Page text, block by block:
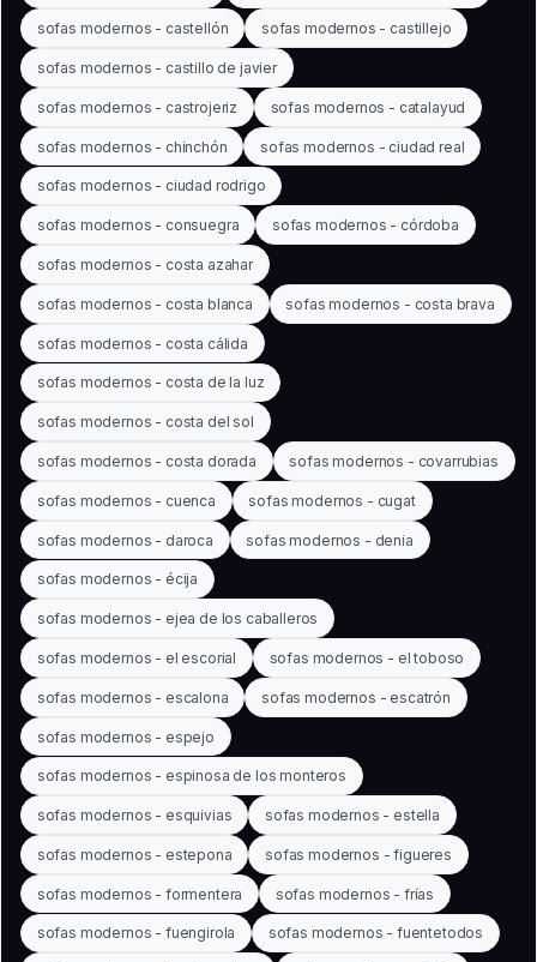
sofas modernos - castellón sofas modernos - castillejo
sofas modernos - castillo de javier
sofas modernos - castrojeriz sofas modernos - catalayud
sofas modernos - chinchón sofas modernos - ciudad real
sofas modernos - ciudad rodrigo
sofas modernos - consuegra sofas modernos - córdoba
sofas modernos - costa azahar
sofas modernos - costa blanca sofas modernos - costa brava
sofas modernos - costa cálida
sofas modernos - costa de la luz
sofas modernos - costa del sol
sofas modernos - costa dorada sofas modernos - covarrubias
sofas modernos - cuenca sofas modernos - cugat
sofas modernos - daroca sofas modernos - denia
sofas modernos - écija
sofas modernos - ejea de los caballeros
sofas modernos - el escorial sofas modernos - el toboso
sofas modernos - escalona sofas modernos - escatrón
sofas modernos - espejo
sofas modernos - espinosa de los monteros
sofas modernos - esquivias sofas modernos - estella
sofas modernos - estepona sofas modernos - figueres
sofas modernos - formentera sofas modernos - frías
sofas modernos - fuengirola sofas modernos - fuentetodos